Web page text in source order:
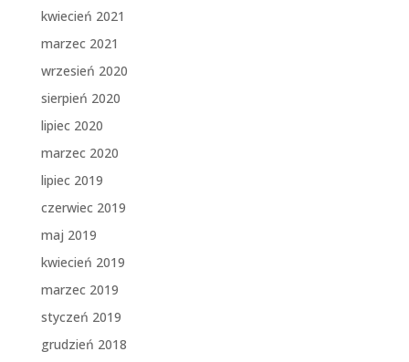
kwiecień 2021
marzec 2021
wrzesień 2020
sierpień 2020
lipiec 2020
marzec 2020
lipiec 2019
czerwiec 2019
maj 2019
kwiecień 2019
marzec 2019
styczeń 2019
grudzień 2018